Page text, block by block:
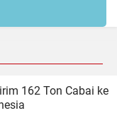
162 Ton Cabai ke